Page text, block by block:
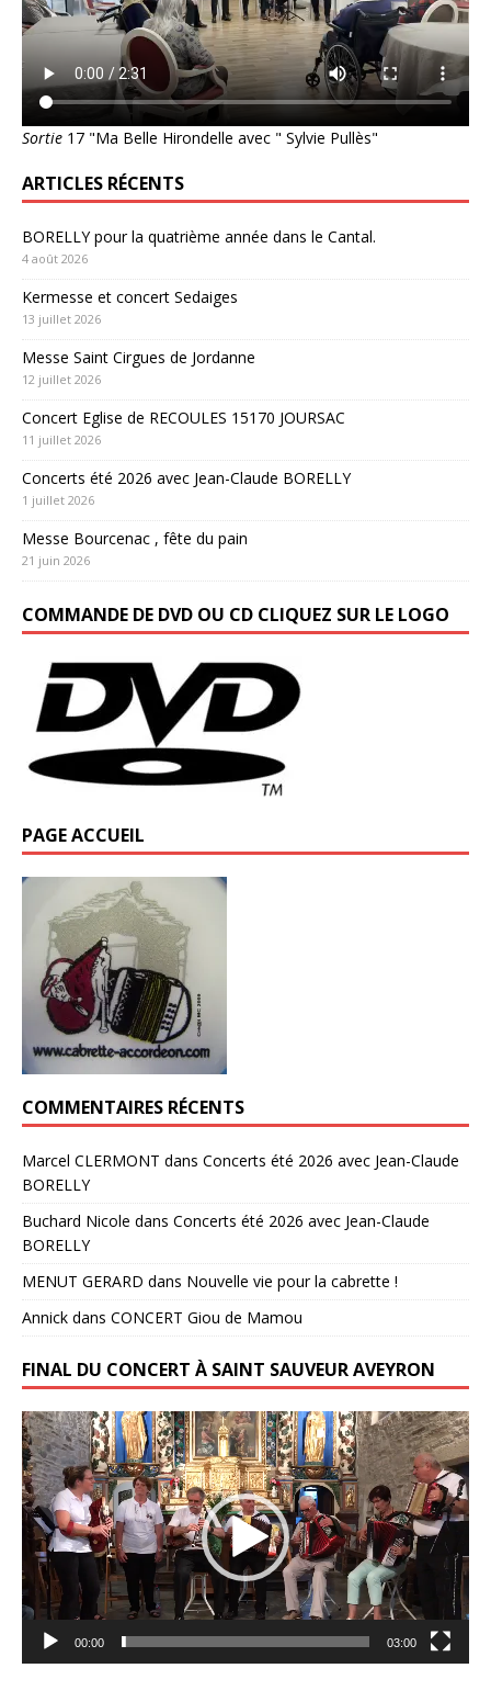
Sortie 17 "Ma Belle Hirondelle avec " Sylvie Pullès"
ARTICLES RÉCENTS
BORELLY pour la quatrième année dans le Cantal.
4 août 2026
Kermesse et concert Sedaiges
13 juillet 2026
Messe Saint Cirgues de Jordanne
12 juillet 2026
Concert Eglise de RECOULES 15170 JOURSAC
11 juillet 2026
Concerts été 2026 avec Jean-Claude BORELLY
1 juillet 2026
Messe Bourcenac , fête du pain
21 juin 2026
COMMANDE DE DVD OU CD CLIQUEZ SUR LE LOGO
PAGE ACCUEIL
COMMENTAIRES RÉCENTS
Marcel CLERMONT dans Concerts été 2026 avec Jean-Claude
BORELLY
Buchard Nicole dans Concerts été 2026 avec Jean-Claude
BORELLY
MENUT GERARD dans Nouvelle vie pour la cabrette !
Annick dans CONCERT Giou de Mamou
FINAL DU CONCERT À SAINT SAUVEUR AVEYRON
Lecteur
vidéo
00:00 03:00